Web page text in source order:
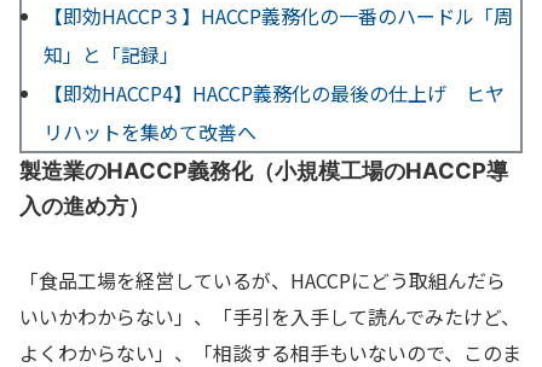
【即効HACCP３】HACCP義務化の一番のハードル「周
知」と「記録」
【即効HACCP4】HACCP義務化の最後の仕上げ ヒヤ
リハットを集めて改善へ
製造業のHACCP義務化（小規模工場のHACCP導
入の進め方）
「食品工場を経営しているが、HACCPにどう取組んだら
いいかわからない」、「手引を入手して読んでみたけど、
よくわからない」、「相談する相手もいないので、このま